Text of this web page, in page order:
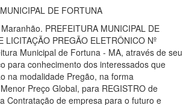
DE FORTUNA
PREFEITURA MUNICIPAL DE
LICITAÇÃO PREGÃO ELETRÔNICO Nº
Municipal de Fortuna - MA, através de seu
para conhecimento dos interessados que
na modalidade Pregão, na forma
Preço Global, para REGISTRO de
Contratação de empresa para o futuro e